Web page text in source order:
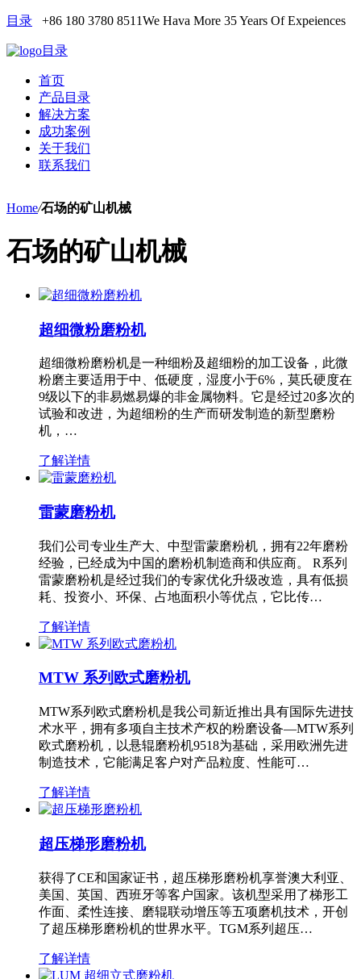
目录 +86 180 3780 8511We Hava More 35 Years Of Expeiences
目录
首页
产品目录
解决方案
成功案例
关于我们
联系我们
Home/石场的矿山机械
石场的矿山机械
超细微粉磨粉机
超细微粉磨粉机是一种细粉及超细粉的加工设备，此微
粉磨主要适用于中、低硬度，湿度小于6%，莫氏硬度在
9级以下的非易燃易爆的非金属物料。它是经过20多次的
试验和改进，为超细粉的生产而研发制造的新型磨粉
机，…
了解详情
雷蒙磨粉机
我们公司专业生产大、中型雷蒙磨粉机，拥有22年磨粉
经验，已经成为中国的磨粉机制造商和供应商。 R系列
雷蒙磨粉机是经过我们的专家优化升级改造，具有低损
耗、投资小、环保、占地面积小等优点，它比传…
了解详情
MTW 系列欧式磨粉机
MTW系列欧式磨粉机是我公司新近推出具有国际先进技
术水平，拥有多项自主技术产权的粉磨设备—MTW系列
欧式磨粉机，以悬辊磨粉机9518为基础，采用欧洲先进
制造技术，它能满足客户对产品粒度、性能可…
了解详情
超压梯形磨粉机
获得了CE和国家证书，超压梯形磨粉机享誉澳大利亚、
美国、英国、西班牙等客户国家。该机型采用了梯形工
作面、柔性连接、磨辊联动增压等五项磨机技术，开创
了超压梯形磨粉机的世界水平。TGM系列超压…
了解详情